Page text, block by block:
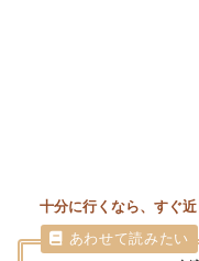
十分に行くなら、すぐ